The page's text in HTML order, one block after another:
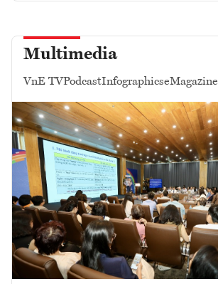
Multimedia
VnE TVPodcastInfographicseMagazine